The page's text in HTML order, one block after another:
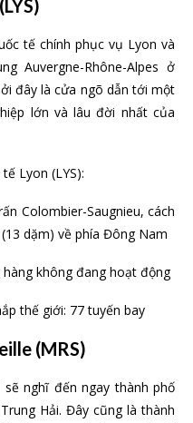
tế chính phục vụ Lyon và
Auvergne-Rhône-Alpes ở
đây là cửa ngõ dẫn tới một
lớn và lâu đời nhất của
Lyon (LYS):
Colombier-Saugnieu, cách
dặm) về phía Đông Nam
hàng không đang hoạt động
thế giới: 77 tuyến bay
(MRS)
nghĩ đến ngay thành phố
Hải. Đây cũng là thành